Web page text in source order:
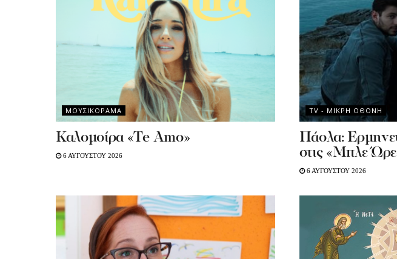
ΜΟΥΣΙΚΟΡΑΜΑ
Καλομοίρα «Te Amo»
6 ΑΥΓΟΥΣΤΟΥ 2026
TV - MΙΚΡΗ ΟΘΟΝΗ
Πάολα:
στις «Μπλε
6 ΑΥΓΟΥΣΤΟΥ 2026